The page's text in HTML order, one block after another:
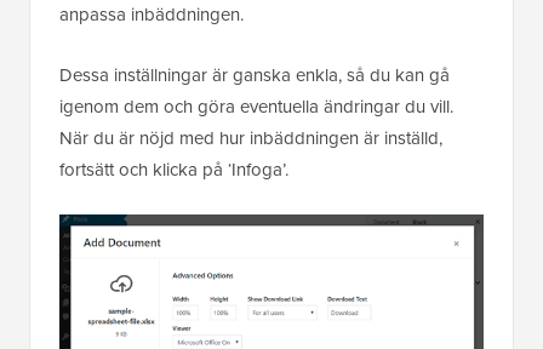
anpassa inbäddningen.
Dessa inställningar är ganska enkla, så du kan gå
igenom dem och göra eventuella ändringar du vill.
När du är nöjd med hur inbäddningen är inställd,
fortsätt och klicka på ‘Infoga’.